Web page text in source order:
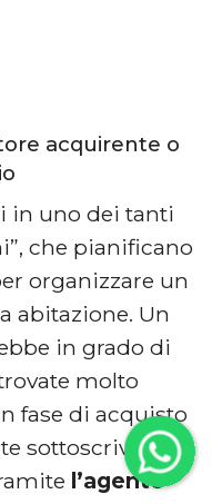
acquirente o
in uno dei tanti
che pianificano
organizzare un
abitazione. Un
in grado di
molto
fase di acquisto
sottoscrive una
l’agente